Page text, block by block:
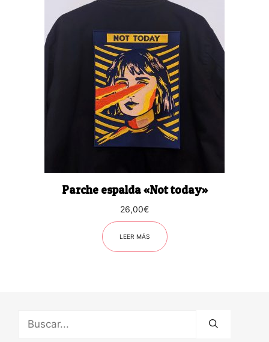
Parche espalda «Not today»
26,00€
LEER MÁS